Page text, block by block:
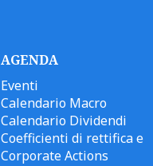
AGENDA
Eventi
Calendario Macro
Calendario Dividendi
Coefficienti di rettifica e
Corporate Actions